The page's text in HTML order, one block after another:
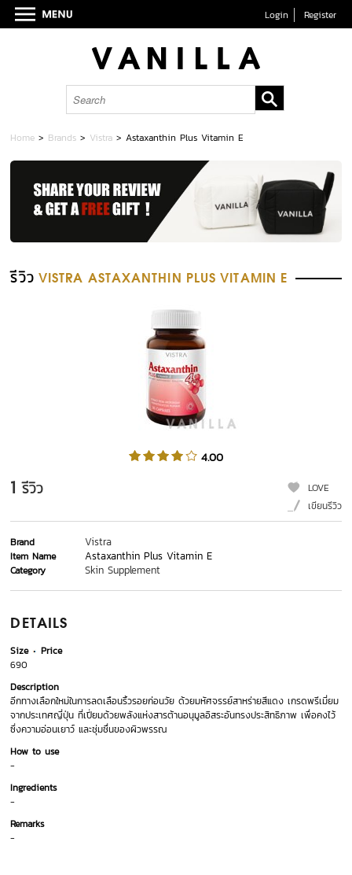
Login Register
Home > Brands > Vistra >Astaxanthin Plus Vitamin E
รีวิว VISTRA ASTAXANTHIN PLUS VITAMIN E
4.00
1 รีวิว
LOVE
เขียนรีวิว
Brand Vistra
Item Name Astaxanthin Plus Vitamin E
Category Skin Supplement
DETAILS
Size
Price
690
Description
อีกทางเลือกใหม่ในการลดเลือนริ้วรอยก่อนวัย ด้วยมหัศจรรย์สาหร่ายสีแดง เกรดพรีเมี่ยม
จากประเทศญี่ปุ่น ที่เปี่ยมด้วยพลังแห่งสารต้านอนุมูลอิสระอันทรงประสิทธิภาพ เพื่อคงไว้
ซึ่งความอ่อนเยาว์ และชุ่มชื่นของผิวพรรณ
How to use
-
Ingredients
-
Remarks
-